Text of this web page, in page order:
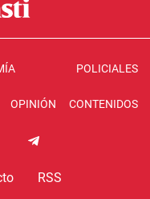
POLICIALES
OPINIÓN CONTENIDOS
RSS